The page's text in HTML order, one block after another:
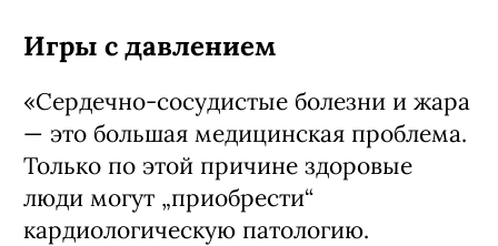
Игры с давлением
«Сердечно-сосудистые болезни и жара
— это большая медицинская проблема.
Только по этой причине здоровые
люди могут „приобрести“
кардиологическую патологию.